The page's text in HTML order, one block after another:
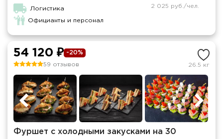
Логистика
Официанты и персонал
2 025 руб./чел.
54 120 ₽ -20%
59 отзывов 26.5 кг
Фуршет с холодными закусками на 30